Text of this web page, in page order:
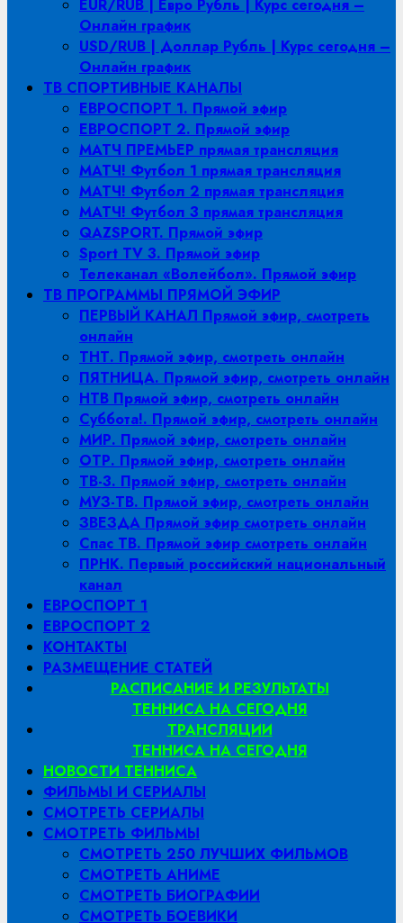
EUR/RUB | Евро Рубль | Курс сегодня –
Онлайн график
USD/RUB | Доллар Рубль | Курс сегодня –
Онлайн график
ТВ СПОРТИВНЫЕ КАНАЛЫ
ЕВРОСПОРТ 1. Прямой эфир
ЕВРОСПОРТ 2. Прямой эфир
МАТЧ ПРЕМЬЕР прямая трансляция
МАТЧ! Футбол 1 прямая трансляция
МАТЧ! Футбол 2 прямая трансляция
МАТЧ! Футбол 3 прямая трансляция
QAZSPORT. Прямой эфир
Sport TV 3. Прямой эфир
Телеканал «Волейбол». Прямой эфир
ТВ ПРОГРАММЫ ПРЯМОЙ ЭФИР
ПЕРВЫЙ КАНАЛ Прямой эфир, смотреть
онлайн
ТНТ. Прямой эфир, смотреть онлайн
ПЯТНИЦА. Прямой эфир, смотреть онлайн
НТВ Прямой эфир, смотреть онлайн
Суббота!. Прямой эфир, смотреть онлайн
МИР. Прямой эфир, смотреть онлайн
ОТР. Прямой эфир, смотреть онлайн
ТВ-3. Прямой эфир, смотреть онлайн
МУЗ-ТВ. Прямой эфир, смотреть онлайн
ЗВЕЗДА Прямой эфир смотреть онлайн
Спас ТВ. Прямой эфир смотреть онлайн
ПРНК. Первый российский национальный
канал
ЕВРОСПОРТ 1
ЕВРОСПОРТ 2
КОНТАКТЫ
РАЗМЕЩЕНИЕ СТАТЕЙ
РАСПИСАНИЕ И РЕЗУЛЬТАТЫ
ТЕННИСА НА СЕГОДНЯ
ТРАНСЛЯЦИИ
ТЕННИСА НА СЕГОДНЯ
НОВОСТИ ТЕННИСА
ФИЛЬМЫ И СЕРИАЛЫ
СМОТРЕТЬ СЕРИАЛЫ
СМОТРЕТЬ ФИЛЬМЫ
СМОТРЕТЬ 250 ЛУЧШИХ ФИЛЬМОВ
СМОТРЕТЬ АНИМЕ
СМОТРЕТЬ БИОГРАФИИ
СМОТРЕТЬ БОЕВИКИ